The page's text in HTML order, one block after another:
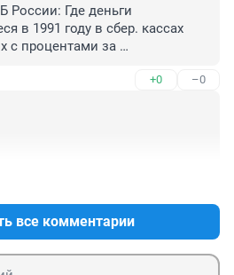
России: Где деньги
в 1991 году в сбер. кассах
с процентами за
+0 –0
все комментарии